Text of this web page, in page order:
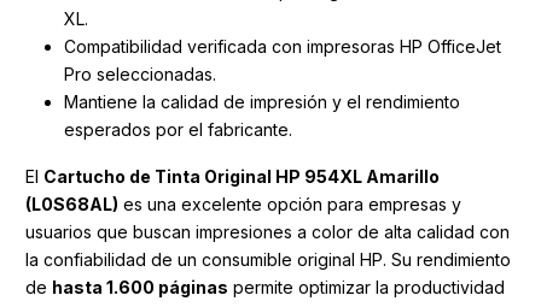
XL.
Compatibilidad verificada con impresoras HP OfficeJet
Pro seleccionadas.
Mantiene la calidad de impresión y el rendimiento
esperados por el fabricante.
El Cartucho de Tinta Original HP 954XL Amarillo
(L0S68AL) es una excelente opción para empresas y
usuarios que buscan impresiones a color de alta calidad con
la confiabilidad de un consumible original HP. Su rendimiento
de hasta 1.600 páginas permite optimizar la productividad